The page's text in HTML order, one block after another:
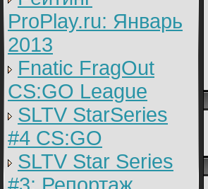
ProPlay.ru: Январь
2013
Fnatic FragOut
CS:GO League
SLTV StarSeries
#4 CS:GO
SLTV Star Series